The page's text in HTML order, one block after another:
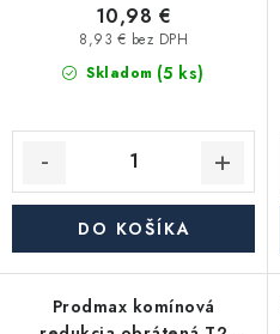
Skladom (5 ks)
8,93 € bez DPH
10,98 €
DO KOŠÍKA
Prodmax komínová